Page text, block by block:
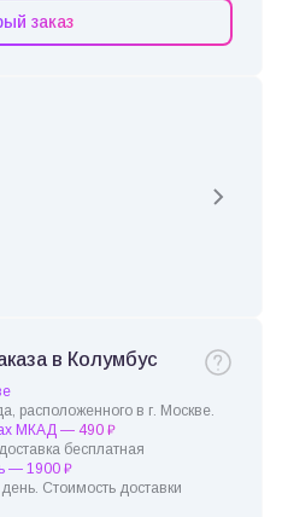
заказ
в Колумбус
расположенного в г. Москве.
МКАД — 490 ₽
бесплатная
— 1900 ₽
Стоимость доставки